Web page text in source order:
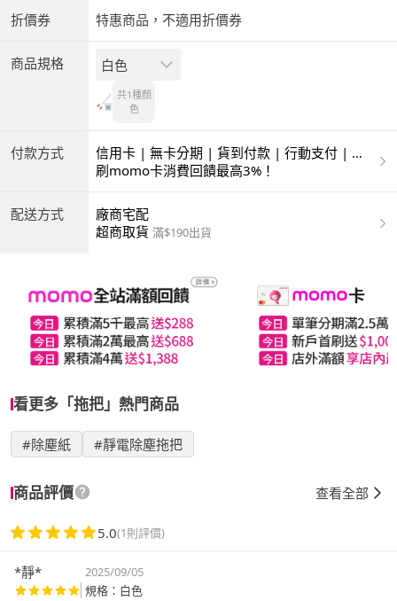
折價券 特惠商品，不適用折價券
商品規格 白色
共1種顏
色
付款方式
信用卡 | 無卡分期 | 貨到付款 | 行動支付 | 超
商付款 | ATM | 銀聯卡
刷momo卡消費回饋最高3%！
配送方式
廠商宅配
超商取貨 滿$190出貨
看更多「拖把」熱門商品
#除塵紙 #靜電除塵拖把
商品評價 查看全部
5.0(1則評價)
*靜*
2025/09/05
規格：白色